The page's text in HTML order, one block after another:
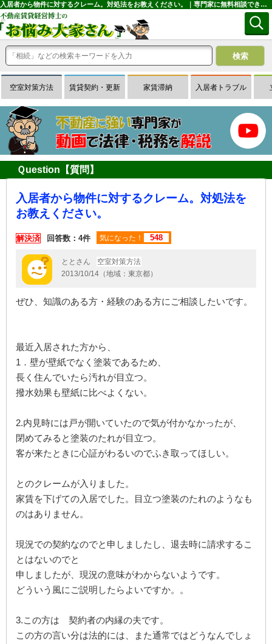
入居者から物件に対するクレーム。対処法をお教えください。｜専門家に無料相談できる賃貸経営Ｑ＆Ａサイトはお悩み大家さん
空室対策方法 賃貸契約・更新 家賃滞納 入居者トラブル
Ｑuestion【質問】
入居者から物件に対するクレーム。対処法を
お教えください。
解決済 回答数：4件 気になった！ 548
ととさん
空室対策方法
2013/10/14（地域：東京都）
ぜひ、知識のある方・経験のある方にご相談したいです。
最近入居された方から、
1．壁が壁紙でなく塗装であるため、
長く住んでいたら汚れが目立つ。
撥水効果も壁紙に比べよくない。
2.内見時には戸が開いていたので気が付かなかったが、
閉めてみると塗装のたれが目立つ。
客が来たときに心証がわるいのでふき取ってほしい。
とのクレームが入りました。
家賃を下げての入居でした。目立つ塗装のたれのようなも
のはありません。
現況での契約なのでと申しましたし、退去時に請求するこ
とはないのでと
申しましたが、現況の意味がわからないようです。
どういう風にご説明したらよいですか。。
3.この方は 契約者の内縁の夫です。
この方の言い分は法的には、また通常ではどうなんでしょ